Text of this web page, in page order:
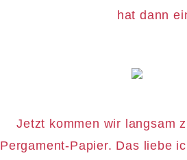
hat dann
Jetzt kommen wir langsam
Pergament-Papier. Das liebe